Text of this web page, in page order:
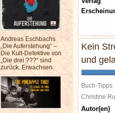
Andreas Eschbachs
„Die Auferstehung“ –
Die Kult-Detektive von
„Die drei ???“ sind
zurück. Erwachsen.
Kein
und
Buch-Tipps
Christine
Autor(en)